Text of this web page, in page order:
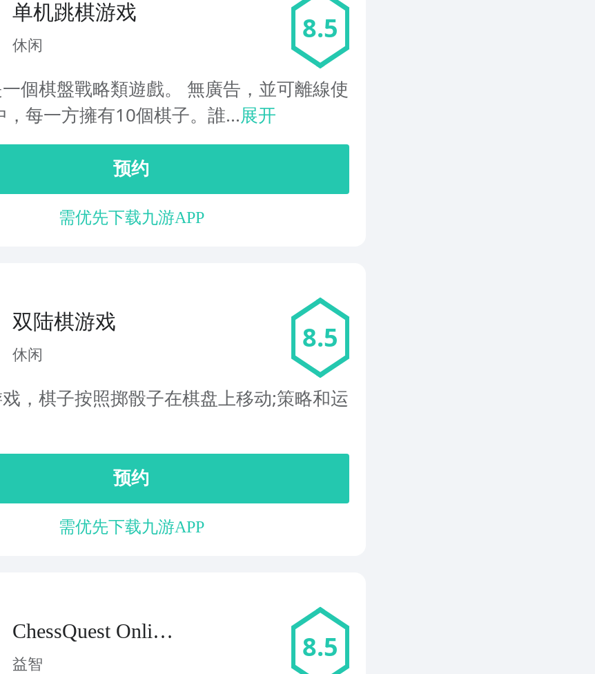
单机跳棋游戏
休闲
8.5
個棋盤戰略類遊戲。 無廣告，並可離線使
，每一方擁有10個棋子。誰...展开
预约
需优先下载九游APP
双陆棋游戏
休闲
8.5
，棋子按照掷骰子在棋盘上移动;策略和运
预约
需优先下载九游APP
ChessQuest Online
- 网上国际象棋游
益智
8.5